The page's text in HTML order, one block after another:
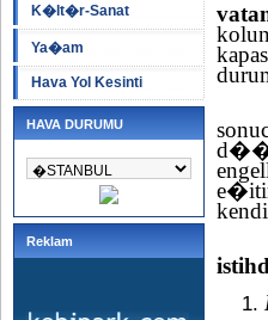
K�lt�r-Sanat
Ya�am
Hava Yol Kesinti
HAVA DURUMU
Reklam